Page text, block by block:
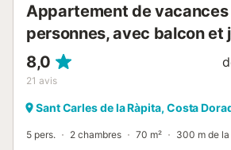
Appartement de vacances
personnes, avec balcon et
8,0
21 avis
Sant Carles de la Ràpita, Costa
5 pers. 2 chambres 70 m² 300 m de